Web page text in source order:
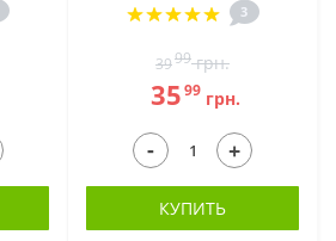
3
3999грн.
3599 грн.
- +
КУПИТЬ